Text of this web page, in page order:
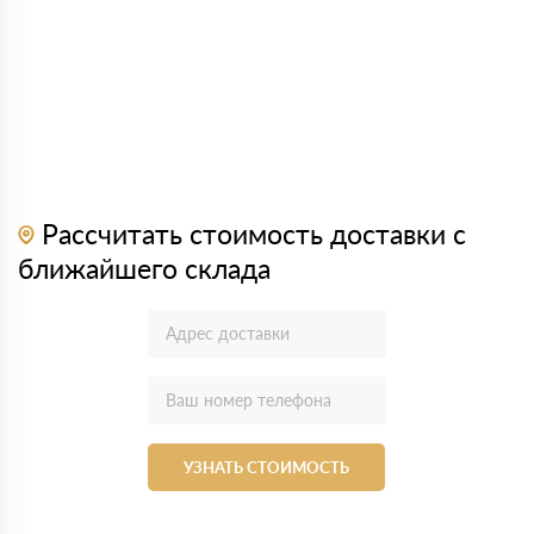
Рассчитать стоимость доставки с
ближайшего склада
УЗНАТЬ СТОИМОСТЬ